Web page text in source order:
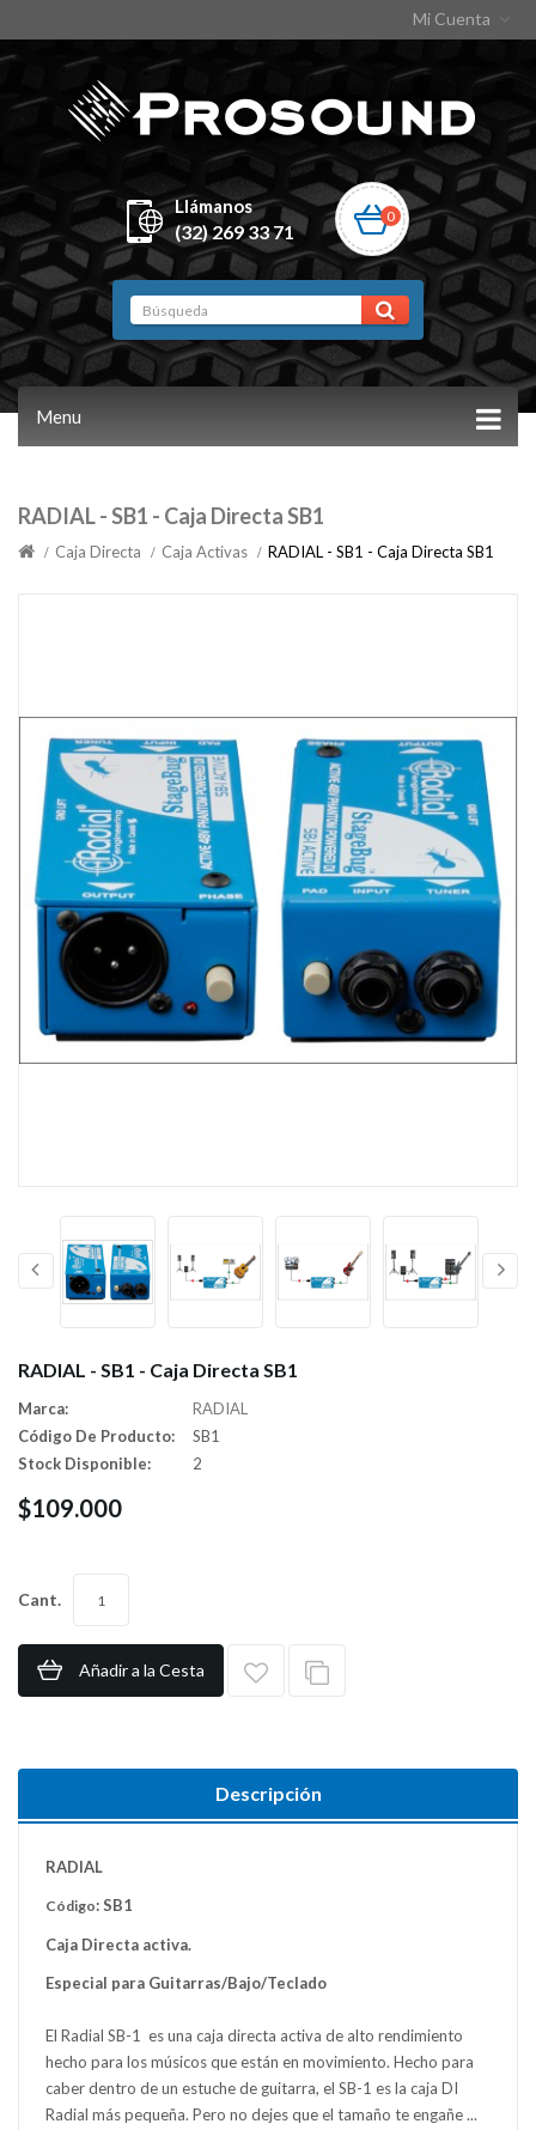
Mi Cuenta
Llámanos
(32) 269 33 71
0
Menu
RADIAL - SB1 - Caja Directa SB1
Caja Directa Caja Activas RADIAL - SB1 - Caja Directa SB1
RADIAL - SB1 - Caja Directa SB1
Marca:
RADIAL
Código De Producto:
SB1
Stock Disponible:
2
$109.000
Cant.
Añadir a la Cesta
Descripción
RADIAL
Código: SB1
Caja Directa activa.
Especial para Guitarras/Bajo/Teclado
El Radial SB-1 es una caja directa activa de alto rendimiento
hecho para los músicos que están en movimiento. Hecho para
caber dentro de un estuche de guitarra, el SB-1 es la caja DI
Radial más pequeña. Pero no dejes que el tamaño te engañe ...